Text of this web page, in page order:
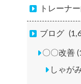
トレーナ
ブログ
〇〇改善
しゃが